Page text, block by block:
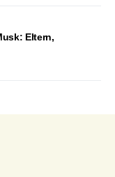
Eltern,